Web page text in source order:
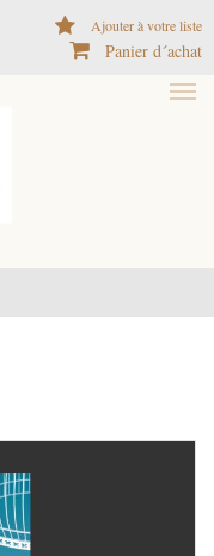
Ajouter à votre liste
Panier d´achat